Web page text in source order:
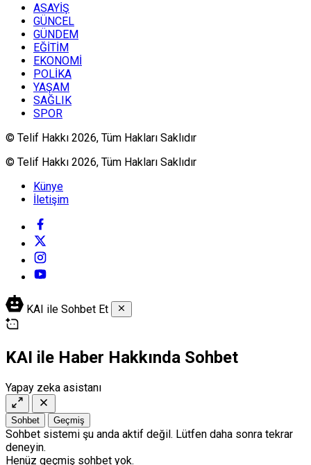
ASAYİŞ
GÜNCEL
GÜNDEM
EĞİTİM
EKONOMİ
POLİKA
YAŞAM
SAĞLIK
SPOR
© Telif Hakkı 2026, Tüm Hakları Saklıdır
© Telif Hakkı 2026, Tüm Hakları Saklıdır
Künye
İletişim
KAI ile Sohbet Et
KAI ile Haber Hakkında Sohbet
Yapay zeka asistanı
Sohbet Geçmiş
Sohbet sistemi şu anda aktif değil. Lütfen daha sonra tekrar
deneyin.
Henüz geçmiş sohbet yok.